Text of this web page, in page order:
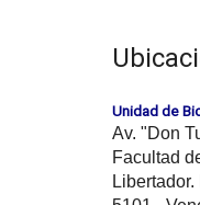
Unidad de
Av. "Don
Facultad